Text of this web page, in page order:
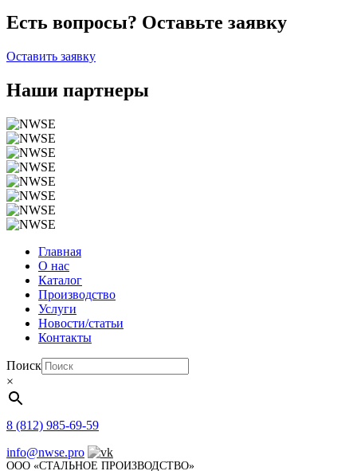
Есть вопросы? Оставьте заявку
Оставить заявку
Наши партнеры
Главная
О нас
Каталог
Производство
Услуги
Новости/статьи
Контакты
Поиск
×
8 (812) 985-69-59
info@nwse.pro
ООО «СТАЛЬНОЕ ПРОИЗВОДСТВО»